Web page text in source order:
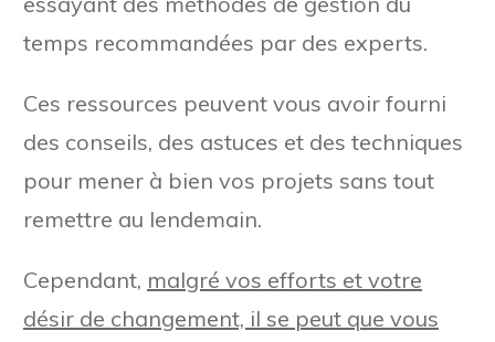
temps recommandées par des experts.
Ces ressources peuvent vous avoir fourni
des conseils, des astuces et des techniques
pour mener à bien vos projets sans tout
remettre au lendemain.
Cependant, malgré vos efforts et votre
désir de changement, il se peut que vous